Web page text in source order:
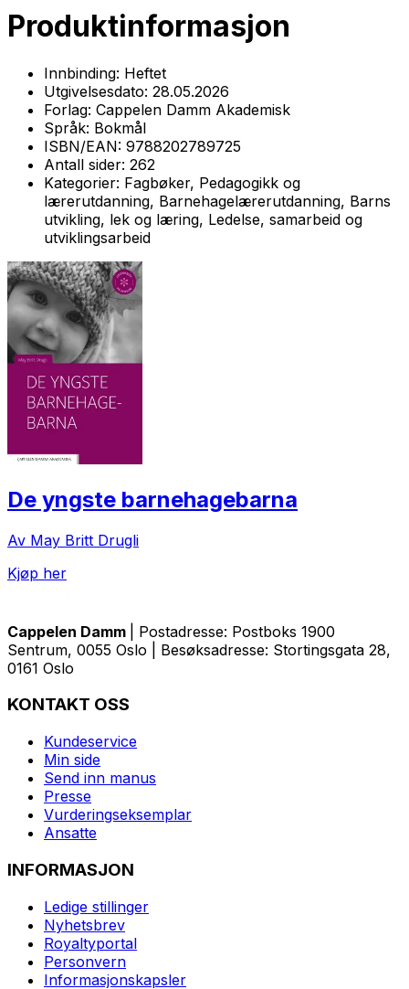
Produktinformasjon
Innbinding: Heftet
Utgivelsesdato: 28.05.2026
Forlag: Cappelen Damm Akademisk
Språk: Bokmål
ISBN/EAN: 9788202789725
Antall sider: 262
Kategorier: Fagbøker, Pedagogikk og
lærerutdanning, Barnehagelærerutdanning, Barns
utvikling, lek og læring, Ledelse, samarbeid og
utviklingsarbeid
De yngste barnehagebarna
Av May Britt Drugli
Kjøp her
Cappelen Damm
| Postadresse: Postboks 1900
Sentrum, 0055 Oslo | Besøksadresse: Stortingsgata 28,
0161 Oslo
KONTAKT OSS
Kundeservice
Min side
Send inn manus
Presse
Vurderingseksemplar
Ansatte
INFORMASJON
Ledige stillinger
Nyhetsbrev
Royaltyportal
Personvern
Informasjonskapsler